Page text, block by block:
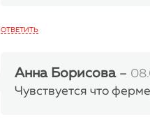
ОТВЕТИТЬ
Анна Борисова–
Чувствуется что